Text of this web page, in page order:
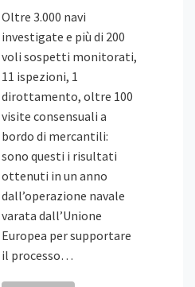
Oltre 3.000 navi
investigate e più di 200
voli sospetti monitorati,
11 ispezioni, 1
dirottamento, oltre 100
visite consensuali a
bordo di mercantili:
sono questi i risultati
ottenuti in un anno
dall’operazione navale
varata dall’Unione
Europea per supportare
il processo…